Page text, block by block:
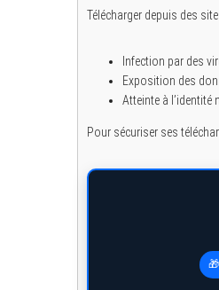
Télécharger depuis des
Infection par des
Exposition des
Atteinte à l’identité
Pour sécuriser ses e
c